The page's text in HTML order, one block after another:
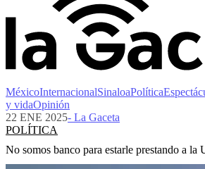
MéxicoInternacionalSinaloaPolítica
y vidaOpinión
22 ENE 2025- La Gaceta
POLÍTICA
No somos banco para estarle prestando a la